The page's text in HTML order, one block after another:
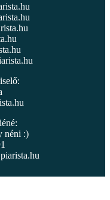
néni :)